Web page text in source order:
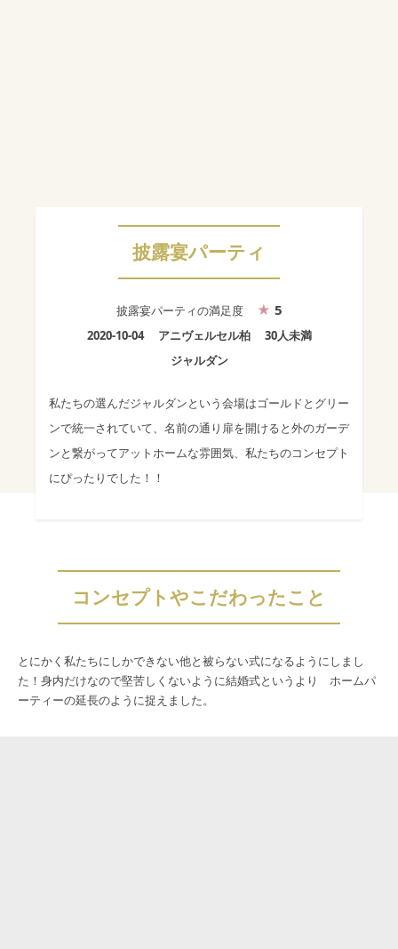
披露宴パーティ
披露宴パーティの満足度 5
2020-10-04 アニヴェルセル柏
30人未満
ジャルダン
私たちの選んだジャルダンという会場はゴールドとグリー
ンで統一されていて、名前の通り扉を開けると外のガーデ
ンと繋がってアットホームな雰囲気、私たちのコンセプト
にぴったりでした！！
コンセプトやこだわったこと
とにかく私たちにしかできない他と被らない式になるようにしまし
た！身内だけなので堅苦しくないように結婚式というより ホームパ
ーティーの延長のように捉えました。